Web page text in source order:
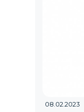
08.02.2023